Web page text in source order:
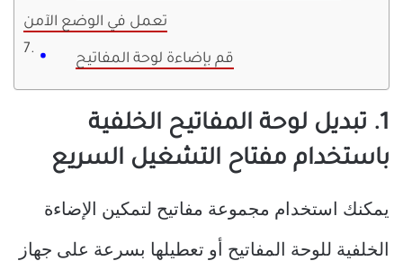
تعمل في الوضع الآمن
قم بإضاءة لوحة المفاتيح
1. تبديل لوحة المفاتيح الخلفية
باستخدام مفتاح التشغيل السريع
يمكنك استخدام مجموعة مفاتيح لتمكين الإضاءة
الخلفية للوحة المفاتيح أو تعطيلها بسرعة على جهاز